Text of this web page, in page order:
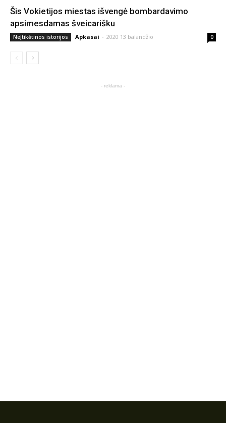
Šis Vokietijos miestas išvengė bombardavimo
apsimesdamas šveicarišku
Neįtikėtinos istorijos Apkasai - 2020 13 balandžio 0
- reklama -